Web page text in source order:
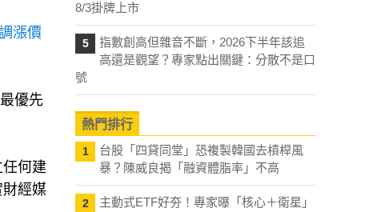
漲價
優先
何建
經媒
8/3掛牌上市
5
指數創高但雜音不斷，2026下半年該追
高還是觀望？專家點出關鍵：分散不是口
號
熱門排行
1
台股「四貸同堂」恐複製韓國去槓桿風
暴？陳威良揭「融資體脂率」不高
2
主動式ETF好夯！專家曝「核心＋衛星」